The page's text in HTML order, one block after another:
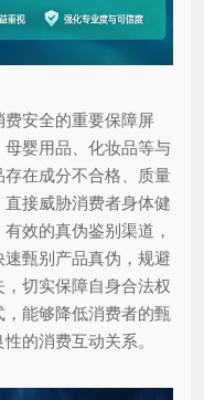
安全的重要保障屏
婴用品、化妆品等与
在成分不合格、质量
接威胁消费者身体健
效的真伪鉴别渠道，
甄别产品真伪，规避
切实保障自身合法权
能够降低消费者的甄
的消费互动关系。